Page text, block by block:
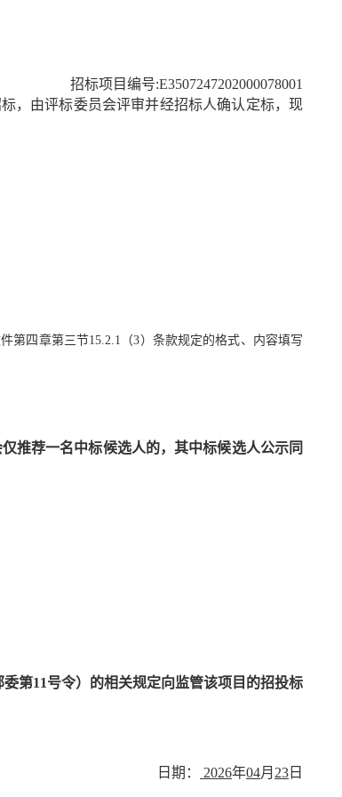
招标项目编号:E3507247202000078001
，由评标委员会评审并经招标人确认定标，现
第四章第三节15.2.1 （3）条款规定的格式、内容填写
推荐一名中标候选人的，其中标候选人公示同
委第11号令）的相关规定向监管该项目的招投标
日期：
2026年04月 23 日